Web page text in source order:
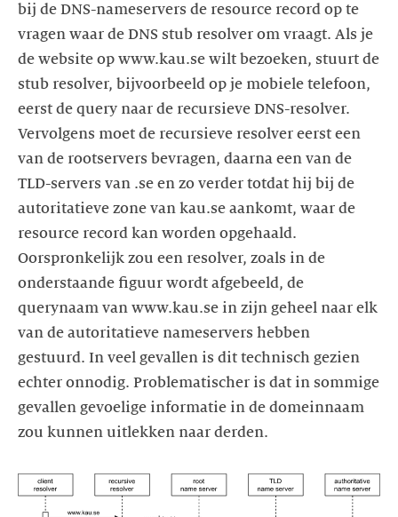
bij de DNS-nameservers de resource record op te
vragen waar de DNS stub resolver om vraagt. Als je
de website op www.kau.se wilt bezoeken, stuurt de
stub resolver, bijvoorbeeld op je mobiele telefoon,
eerst de query naar de recursieve DNS-resolver.
Vervolgens moet de recursieve resolver eerst een
van de rootservers bevragen, daarna een van de
TLD-servers van .se en zo verder totdat hij bij de
autoritatieve zone van kau.se aankomt, waar de
resource record kan worden opgehaald.
Oorspronkelijk zou een resolver, zoals in de
onderstaande figuur wordt afgebeeld, de
querynaam van www.kau.se in zijn geheel naar elk
van de autoritatieve nameservers hebben
gestuurd. In veel gevallen is dit technisch gezien
echter onnodig. Problematischer is dat in sommige
gevallen gevoelige informatie in de domeinnaam
zou kunnen uitlekken naar derden.